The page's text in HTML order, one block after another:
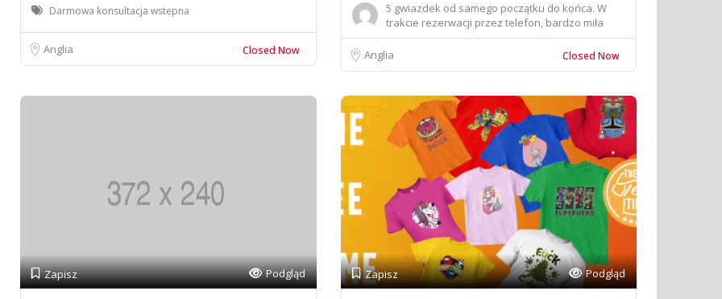
Darmowa konsultacja wstepna
Anglia Closed Now
5 gwiazdek od samego początku do końca. W
trakcie rezerwacji przez telefon, bardzo miła
Pani...
Anglia
Closed Now
Zapisz Podgląd Zapisz Podgląd